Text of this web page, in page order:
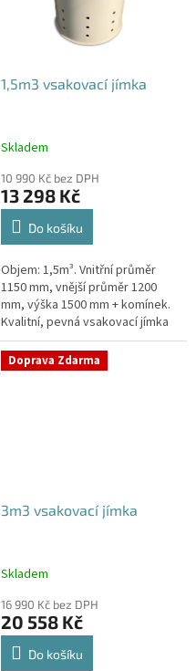
1,5m3 vsakovací jímka
Skladem
10 990 Kč bez DPH
13 298 Kč
Do košíku
Objem: 1,5m³. Vnitřní průměr
1150 mm, vnější průměr 1200
mm, výška 1500 mm + komínek.
Kvalitní, pevná vsakovací jímka
(nádrž) bez potřeby
obetonování Průměr přítoku a
odtoku +...
Doprava Zdarma
3m3 vsakovací jímka
Skladem
16 990 Kč bez DPH
20 558 Kč
Do košíku